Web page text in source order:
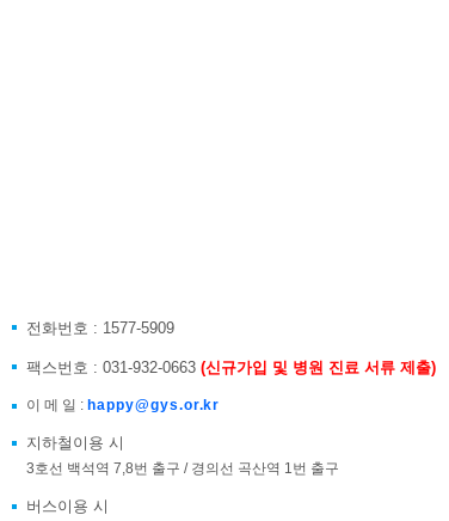
전화번호 : 1577-5909
팩스번호 : 031-932-0663 (신규가입 및 병원 진료 서류 제출)
이 메 일 : happy@gys.or.kr
지하철이용 시
3호선 백석역 7,8번 출구 / 경의선 곡산역 1번 출구
버스이용 시